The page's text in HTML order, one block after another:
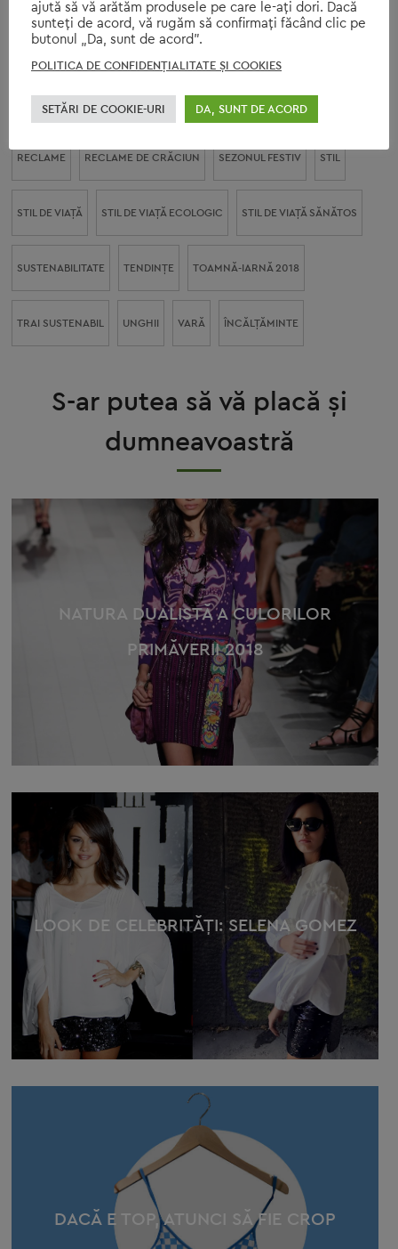
MODA ECOLOGICĂ MODĂ SUSTENABILĂ
PREMIILE GRAMMY
RECLAME RECLAME DE CRĂCIUN SEZONUL FESTIV STIL
STIL DE VIAŢĂ STIL DE VIAŢĂ ECOLOGIC STIL DE VIAŢĂ SĂNĂTOS
SUSTENABILITATE TENDINȚE TOAMNĂ-IARNĂ 2018
TRAI SUSTENABIL UNGHII VARĂ ÎNCĂLŢĂMINTE
S-ar putea să vă placă și
dumneavoastră
NATURA DUALISTĂ A CULORILOR
PRIMĂVERII 2018
LOOK DE CELEBRITĂŢI: SELENA GOMEZ
DACĂ E TOP, ATUNCI SĂ FIE CROP
ajută să vă arătăm produsele pe care le-ați dori. Dacă
sunteți de acord, vă rugăm să confirmați făcând clic pe
butonul „Da, sunt de acord”.
POLITICA DE CONFIDENŢIALITATE ŞI COOKIES
SETĂRI DE COOKIE-URI DA, SUNT DE ACORD